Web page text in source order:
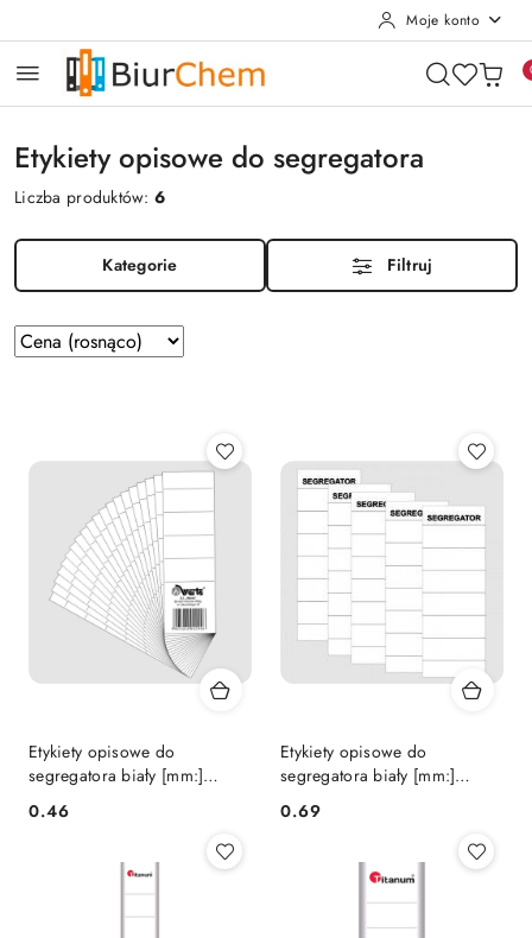
Moje konto
Etykiety opisowe do segregatora
Liczba produktów:6
Kategorie Filtruj
Zastosowano
sortowanie:
Sortuj
według
Etykiety opisowe do
segregatora biały [mm:]
50x157 Warta (350-002)
Cena:
0.46
Etykiety opisowe do
segregatora biały [mm:]
70x190 Warta (1824-350-001)
Cena:
0.69